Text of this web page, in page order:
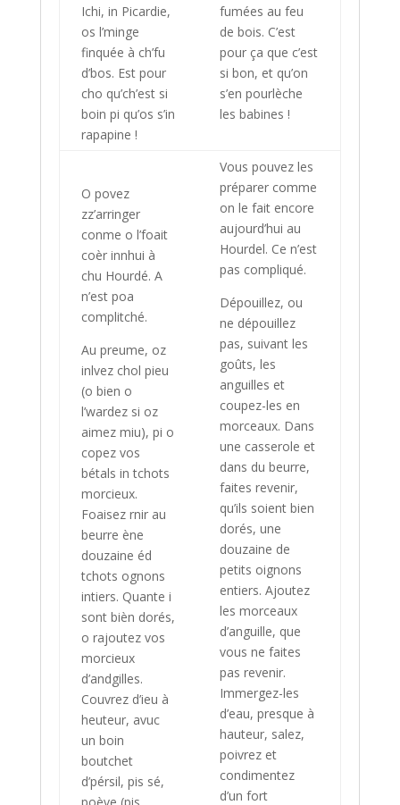
Ichi, in Picardie,
os l’minge
finquée à ch’fu
d’bos. Est pour
cho qu’ch’est si
boin pi qu’os s’in
rapapine !
fumées au feu
de bois. C’est
pour ça que c’est
si bon, et qu’on
s’en pourlèche
les babines !
O povez
zz’arringer
conme o l’foait
coèr innhui à
chu Hourdé. A
n’est poa
complitché.
Au preume, oz
inlvez chol pieu
(o bien o
l’wardez si oz
aimez miu), pi o
copez vos
bétals in tchots
morcieux.
Foaisez rnir au
beurre ène
douzaine éd
tchots ognons
intiers. Quante i
sont bièn dorés,
o rajoutez vos
morcieux
d’andgilles.
Couvrez d’ieu à
heuteur, avuc
un boin
boutchet
d’pérsil, pis sé,
Vous pouvez les
préparer comme
on le fait encore
aujourd’hui au
Hourdel. Ce n’est
pas compliqué.
Dépouillez, ou
ne dépouillez
pas, suivant les
goûts, les
anguilles et
coupez-les en
morceaux. Dans
une casserole et
dans du beurre,
faites revenir,
qu’ils soient bien
dorés, une
douzaine de
petits oignons
entiers. Ajoutez
les morceaux
d’anguille, que
vous ne faites
pas revenir.
Immergez-les
d’eau, presque à
hauteur, salez,
poivrez et
condimentez
d’un fort